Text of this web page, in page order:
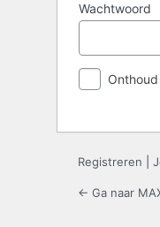
Wachtwoord
Registreren
← Ga naar